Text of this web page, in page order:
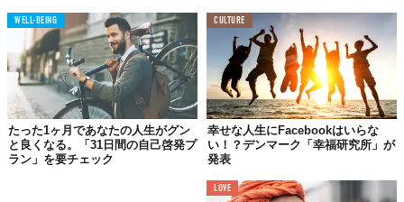
いきました。しかし、大学を卒業すると想像とは違った時代が訪
れます。
1970年から90年代にかけては、これまでになかった経済成長が訪
れた時代です。ルーシーの両親は、自らの想像よりもずっと良質
な生活を送ることができ、その影響で楽観的な考えを持つ大人に
なっていきました。
た考えです。そのため、世界中の子どもたちは、こんな言葉とと
WELL-BEING
たった1ヶ月であなたの人生がグン
と良くなる。「31日間の自己啓発プ
ラン」を要チェック
CULTURE
幸せな人生にFacebookはいらな
い！？デンマーク「幸福研究所」が
発表
LOVE